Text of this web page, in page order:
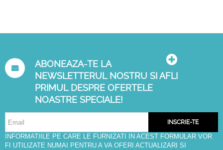
ABONEAZA-TE LA
NEWSLETTERUL NOSTRU SI AFLI
PRIMUL DESPRE OFERTELE
NOASTRE SPECIALE!
INSCRIE-TE
INFORMATIILE PE CARE LE FURNIZATI IN ACEST FORMULAR VOR
FI UTILIZATE NUMAI PENTRU A VA OFERI ACTUALIZARI SI